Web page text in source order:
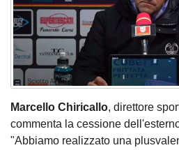
Marcello Chiricallo, direttore
commenta la cessione
"Abbiamo realizzato una